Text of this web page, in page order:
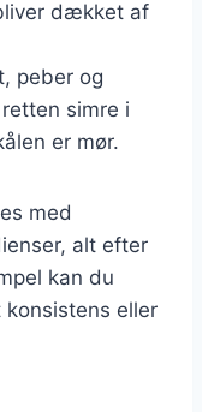
dækket af
peber og
simre i
er mør.
med
alt efter
kan du
eller